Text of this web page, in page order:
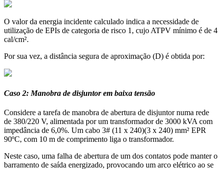
O valor da energia incidente calculado indica a necessidade de
utilização de EPIs de categoria de risco 1, cujo ATPV mínimo é de 4
cal/cm².
Por sua vez, a distância segura de aproximação (D) é obtida por:
Caso 2: Manobra de disjuntor em baixa tensão
Considere a tarefa de manobra de abertura de disjuntor numa rede
de 380/220 V, alimentada por um transformador de 3000 kVA com
impedância de 6,0%. Um cabo 3# (11 x 240)(3 x 240) mm² EPR
90ºC, com 10 m de comprimento liga o transformador.
Neste caso, uma falha de abertura de um dos contatos pode manter o
barramento de saída energizado, provocando um arco elétrico ao se